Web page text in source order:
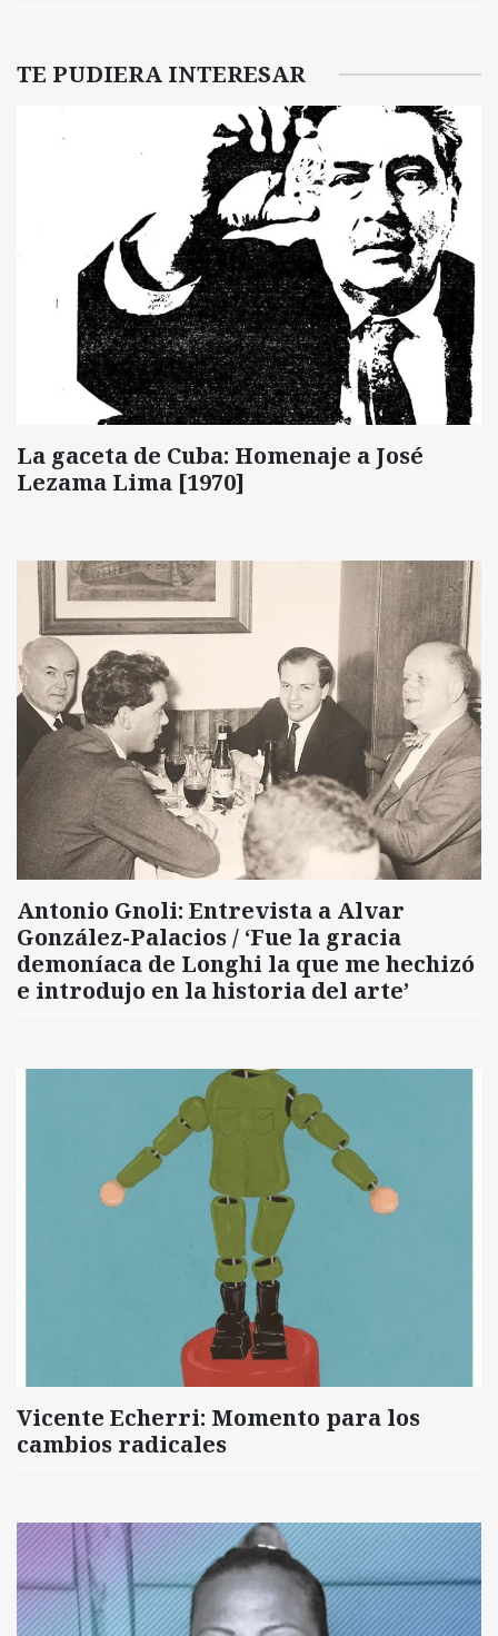
TE PUDIERA INTERESAR
La gaceta de Cuba: Homenaje a José
Lezama Lima [1970]
Antonio Gnoli: Entrevista a Alvar
González-Palacios / ‘Fue la gracia
demoníaca de Longhi la que me hechizó
e introdujo en la historia del arte’
Vicente Echerri: Momento para los
cambios radicales